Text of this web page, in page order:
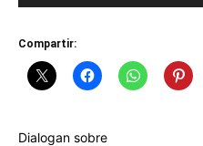
Compartir:
Dialogan sobre